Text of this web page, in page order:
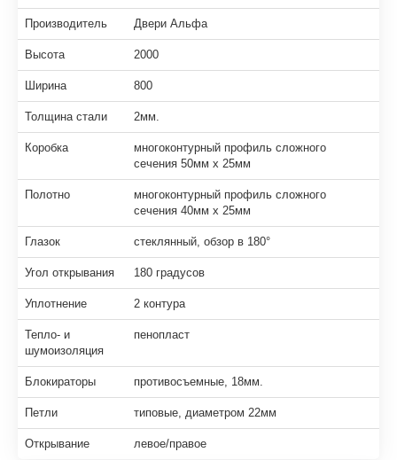
Производитель Двери Альфа
Высота 2000
Ширина 800
Толщина стали 2мм.
Коробка
многоконтурный профиль сложного
сечения 50мм х 25мм
Полотно
многоконтурный профиль сложного
сечения 40мм х 25мм
Глазок стеклянный, обзор в 180°
Угол открывания 180 градусов
Уплотнение 2 контура
Тепло- и
шумоизоляция
пенопласт
Блокираторы противосъемные, 18мм.
Петли типовые, диаметром 22мм
Открывание левое/правое